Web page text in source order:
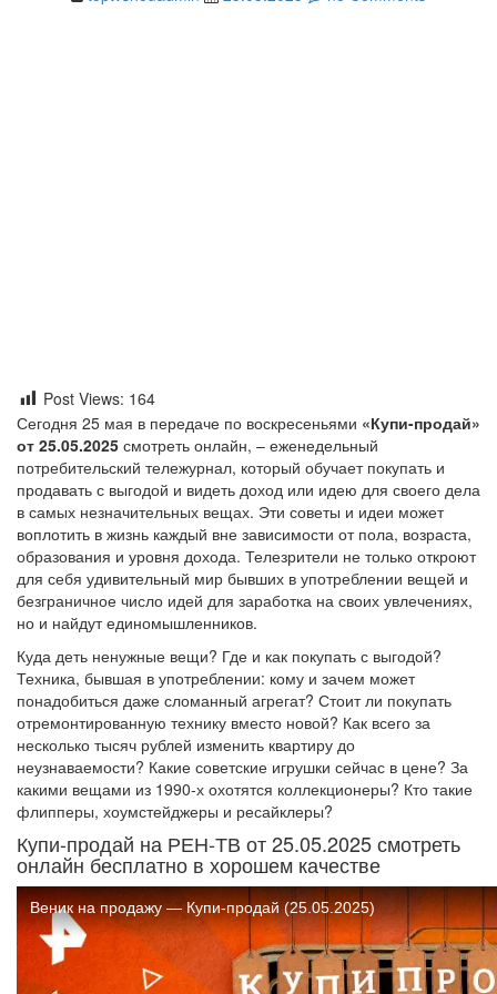
Post Views: 164
Сегодня 25 мая в передаче по воскресеньями «Купи-продай»
от 25.05.2025 смотреть онлайн, – еженедельный
потребительский тележурнал, который обучает покупать и
продавать с выгодой и видеть доход или идею для своего дела
в самых незначительных вещах. Эти советы и идеи может
воплотить в жизнь каждый вне зависимости от пола, возраста,
образования и уровня дохода. Телезрители не только откроют
для себя удивительный мир бывших в употреблении вещей и
безграничное число идей для заработка на своих увлечениях,
но и найдут единомышленников.
Куда деть ненужные вещи? Где и как покупать с выгодой?
Техника, бывшая в употреблении: кому и зачем может
понадобиться даже сломанный агрегат? Стоит ли покупать
отремонтированную технику вместо новой? Как всего за
несколько тысяч рублей изменить квартиру до
неузнаваемости? Какие советские игрушки сейчас в цене? За
какими вещами из 1990-х охотятся коллекционеры? Кто такие
флипперы, хоумстейджеры и ресайклеры?
Купи-продай на РЕН-ТВ от 25.05.2025 смотреть
онлайн бесплатно в хорошем качестве